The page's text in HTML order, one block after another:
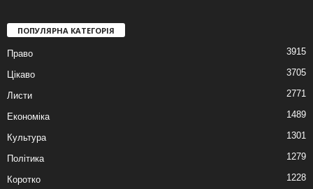
ПОПУЛЯРНА КАТЕГОРІЯ
Право 3915
Цікаво 3705
Листи 2771
Економіка 1489
Культура 1301
Політика 1279
Коротко 1228